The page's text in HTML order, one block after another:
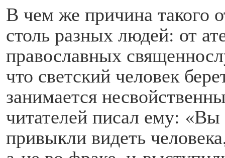
В чем же причина такого
столь разных людей: от
православных
что светский человек
занимается
читателей писал ему:
привыкли видеть